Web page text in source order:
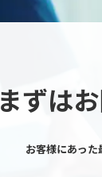
まずは
お客様にあっ